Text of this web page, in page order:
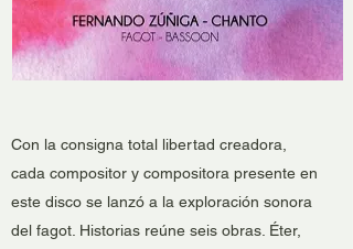
Con la consigna total libertad creadora,
cada compositor y compositora presente en
este disco se lanzó a la exploración sonora
del fagot. Historias reúne seis obras. Éter,